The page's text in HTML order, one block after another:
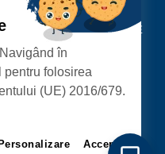
PERSONALE
M, 440026 SATU MARE
în
pentru folosirea
(UE) 2016/679.
Personalizare Accept